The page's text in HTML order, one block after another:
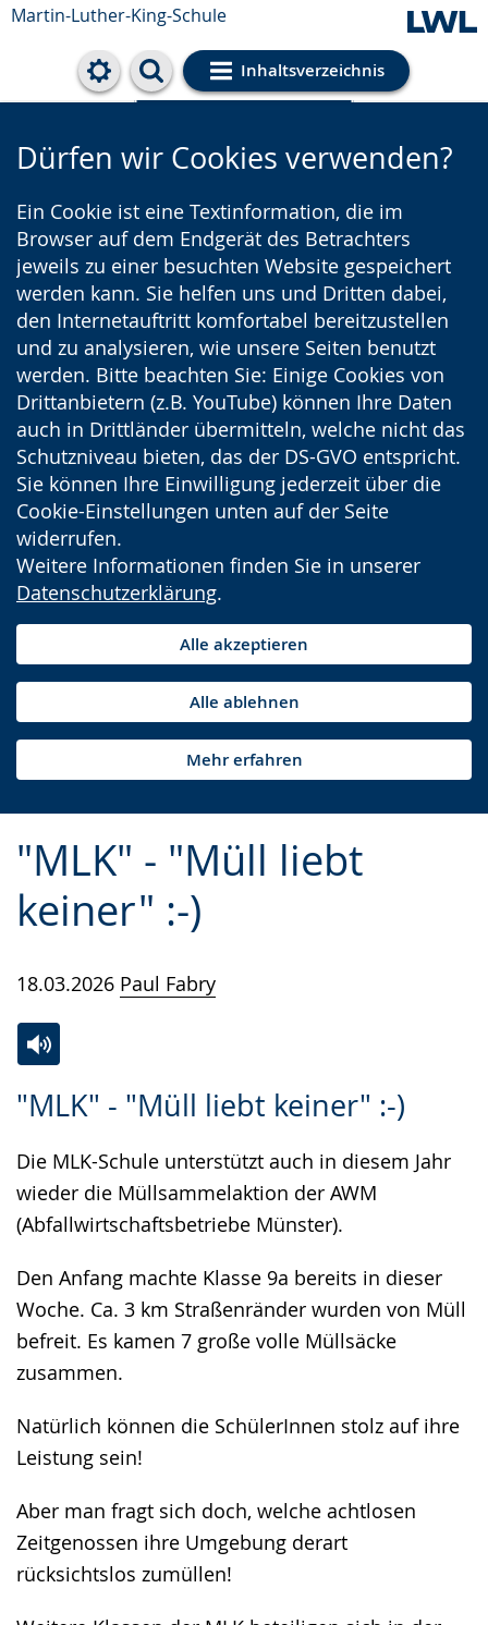
Martin-Luther-King-Schule
Inhaltsverzeichnis
Cookie-Einstellungen
Dürfen wir Cookies verwenden?
Ein Cookie ist eine Textinformation, die im
Browser auf dem Endgerät des Betrachters
jeweils zu einer besuchten Website gespeichert
werden kann. Sie helfen uns und Dritten dabei,
den Internetauftritt komfortabel bereitzustellen
und zu analysieren, wie unsere Seiten benutzt
werden. Bitte beachten Sie: Einige Cookies von
Drittanbietern (z.B. YouTube) können Ihre Daten
auch in Drittländer übermitteln, welche nicht das
Schutzniveau bieten, das der DS-GVO entspricht.
Sie können Ihre Einwilligung jederzeit über die
Cookie-Einstellungen unten auf der Seite
widerrufen.
Weitere Informationen finden Sie in unserer
Datenschutzerklärung.
Alle akzeptieren
Alle ablehnen
Mehr erfahren
"MLK" - "Müll liebt
keiner" :-)
18.03.2026 Paul Fabry
"MLK" - "Müll liebt keiner" :-)
Die MLK-Schule unterstützt auch in diesem Jahr
wieder die Müllsammelaktion der AWM
(Abfallwirtschaftsbetriebe Münster).
Den Anfang machte Klasse 9a bereits in dieser
Woche. Ca. 3 km Straßenränder wurden von Müll
befreit. Es kamen 7 große volle Müllsäcke
zusammen.
Natürlich können die SchülerInnen stolz auf ihre
Leistung sein!
Aber man fragt sich doch, welche achtlosen
Zeitgenossen ihre Umgebung derart
rücksichtslos zumüllen!
Leichten
wechseln.
Audio-
Video
Deutscher
Gebärdensprache
wird
angezeigt.